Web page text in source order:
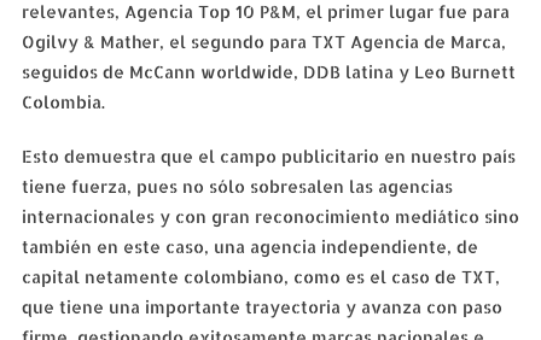
relevantes, Agencia Top 10 P&M, el primer lugar fue para
Ogilvy & Mather, el segundo para TXT Agencia de Marca,
seguidos de McCann worldwide, DDB latina y Leo Burnett
Colombia.
Esto demuestra que el campo publicitario en nuestro país
tiene fuerza, pues no sólo sobresalen las agencias
internacionales y con gran reconocimiento mediático sino
también en este caso, una agencia independiente, de
capital netamente colombiano, como es el caso de TXT,
que tiene una importante trayectoria y avanza con paso